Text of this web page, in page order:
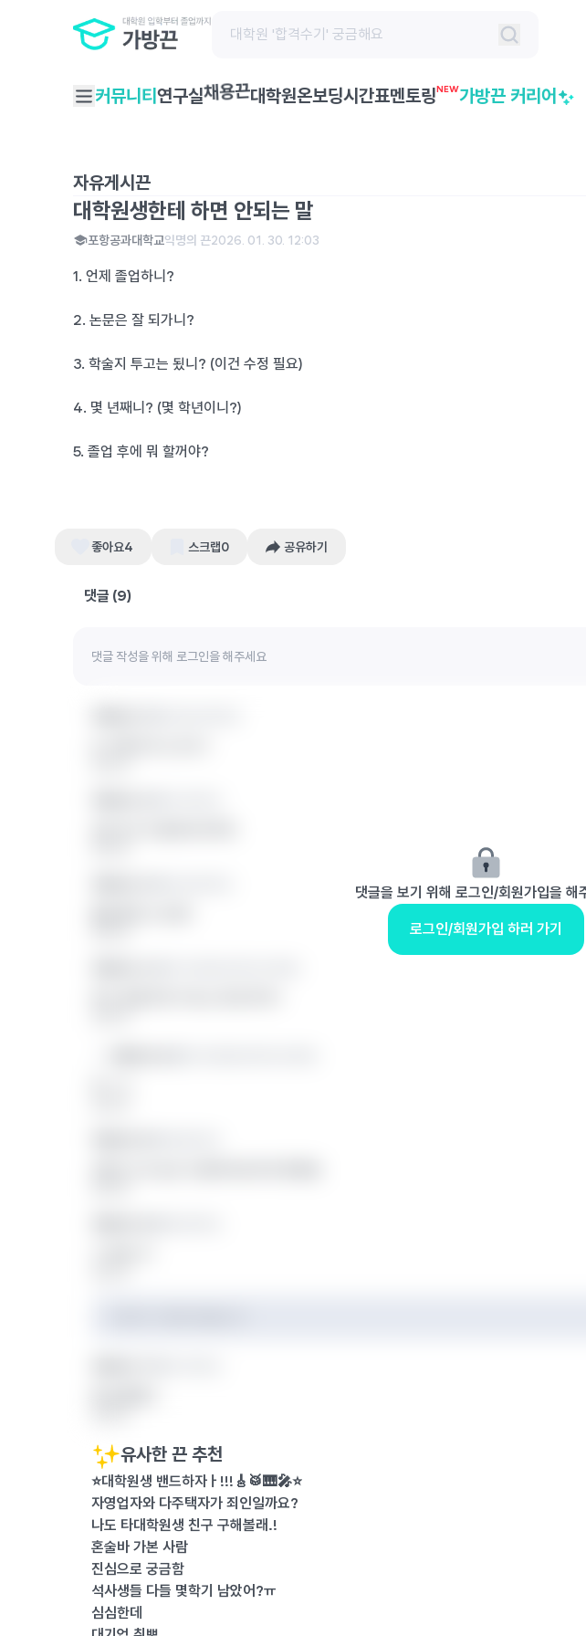
커뮤니티 연구실채용끈대학원온보딩시간표멘토링NEW가방끈 커리어
자유게시끈
대학원생한테 하면 안되는 말
포항공과대학교익명의 끈2026. 01. 30. 12:03
1. 언제 졸업하니?
2. 논문은 잘 되가니?
3. 학술지 투고는 됬니? (이건 수정 필요)
4. 몇 년째니? (몇 학년이니?)
5. 졸업 후에 뭐 할꺼야?
좋아요4 스크랩0 공유하기
댓글 (9)
댓글을 보기 위해 로그인/회원가입을 해
로그인/회원가입 하러 가기
유사한 끈 추천
⭐️대학원생 밴드하자ㅏ!!!🎸🥁🎹🎤⭐️
자영업자와 다주택자가 죄인일까요?
나도 타대학원생 친구 구해볼래.!
혼술바 가본 사람
진심으로 궁금함
석사생들 다들 몇학기 남았어?ㅠ
심심한데